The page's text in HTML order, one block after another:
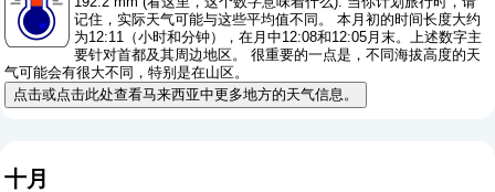
记住，实际天气可能与这些平均值不同。 本月初的时间长度大约
为12:11（小时和分钟），在月中12:08和12:05月末。上述数字主
要针对首都及其周边地区。 很重要的一点是，不同海拔高度的天
气可能会有很大不同，特别是在山区。
点击或点击此处查看马来西亚中更多地方的天气信息。
十月